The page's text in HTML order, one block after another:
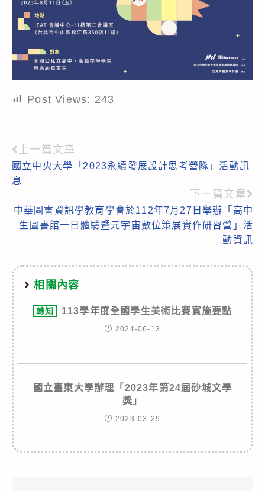
Post Views: 243
Read
more
上一篇文章
國立中央大學「2023永續發展設計思考營隊」活動訊
息
下一篇文章
中華圖書資訊學教育學會於112年7月27日舉辦「高中
生圖書館一日體驗暨元宇宙數位策展實作研習營」活
動資訊
相關內容
轉知 113學年度全國學生美術比賽實施要點
2024-06-13
國立臺東大學辦理「2023年第24屆砂城文學
獎」
2023-03-29